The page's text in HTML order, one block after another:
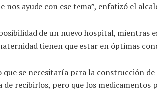
nos ayude con ese tema”, enfatizó el
de un nuevo hospital,
tienen que estar en óptimas
se necesitaría para la construcción
de recibirlos, pero que los